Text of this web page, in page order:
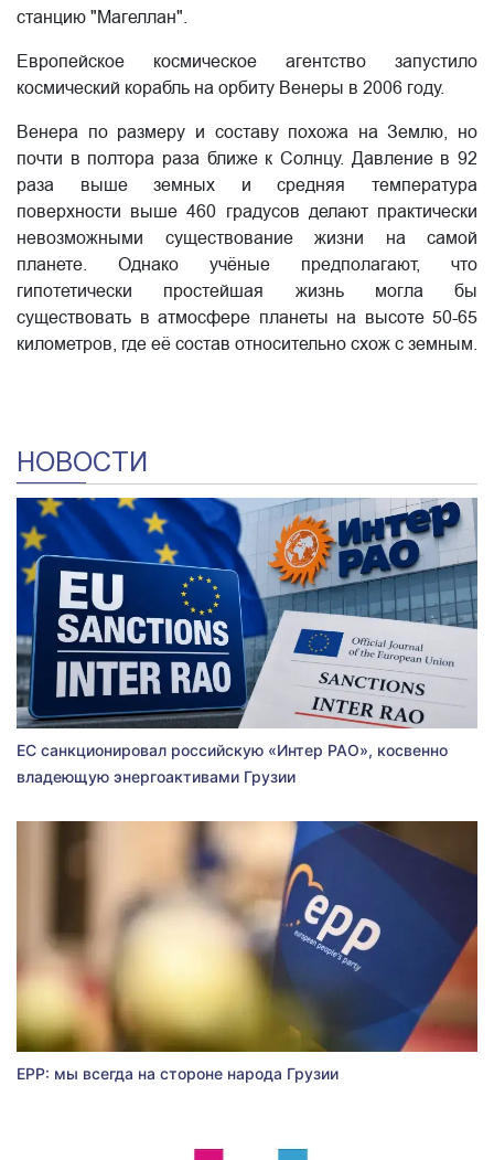
станцию "Магеллан".
Европейское космическое агентство запустило
космический корабль на орбиту Венеры в 2006 году.
Венера по размеру и составу похожа на Землю, но
почти в полтора раза ближе к Солнцу. Давление в 92
раза выше земных и средняя температура
поверхности выше 460 градусов делают практически
невозможными существование жизни на самой
планете. Однако учёные предполагают, что
гипотетически простейшая жизнь могла бы
существовать в атмосфере планеты на высоте 50-65
километров, где её состав относительно схож с земным.
НОВОСТИ
ЕС санкционировал российскую «Интер РАО», косвенно
владеющую энергоактивами Грузии
EPP: мы всегда на стороне народа Грузии